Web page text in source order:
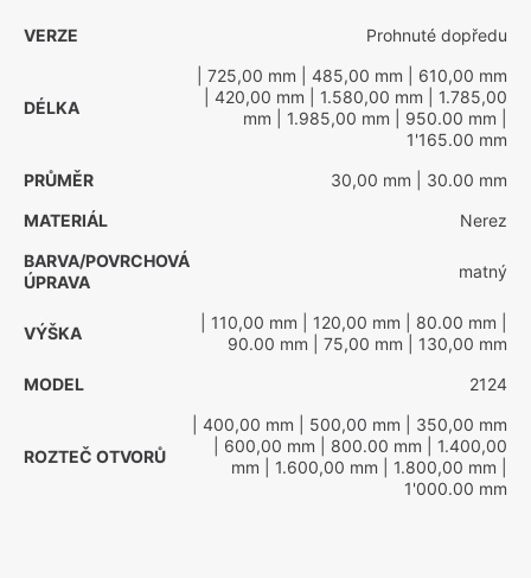
VERZE Prohnuté dopředu
DÉLKA
| 725,00 mm | 485,00 mm | 610,00 mm
| 420,00 mm | 1.580,00 mm | 1.785,00
mm | 1.985,00 mm | 950.00 mm
1'165.00 mm
PRŮMĚR
30,00 mm | 30.00 mm
MATERIÁL
Nerez
BARVA/POVRCHOVÁ
ÚPRAVA
matný
VÝŠKA
| 110,00 mm | 120,00 mm | 80.00 mm
90.00 mm | 75,00 mm | 130,00 mm
MODEL
2124
ROZTEČ OTVORŮ
| 400,00 mm | 500,00 mm | 350,00 mm
| 600,00 mm | 800.00 mm | 1.400,00
mm | 1.600,00 mm | 1.800,00 mm
1'000.00 mm